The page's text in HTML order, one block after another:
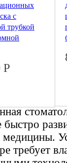
с
трубкой
Р
быстро
медицины.
требует